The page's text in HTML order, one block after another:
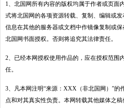
1、北国网所有内容的版权均属于作者或页面
式将北国网的各项资源转载、复制、编辑或
信息在其他的服务器或文档中作镜像复制或
北国网书面授权。否则将追究其法律责任。
2、已经本网授权使用作品的，应在授权范围
任。
3、凡本网注明“来源：XXX（非北国网）”
点和对其真实性负责。本网转载其他媒体之